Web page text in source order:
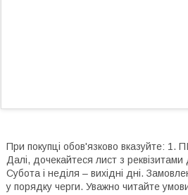
При покупці обов'язково вказуйте: 1.
Далі, дочекайтеся лист з
Субота і неділя – вихідні дні.
у порядку черги. Уважно читайте